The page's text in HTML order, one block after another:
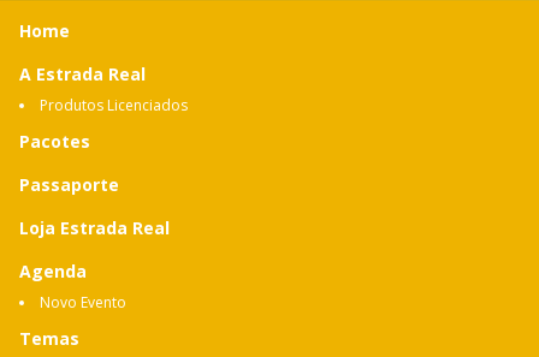
Home
A Estrada Real
Produtos Licenciados
Pacotes
Passaporte
Loja Estrada Real
Agenda
Novo Evento
Temas